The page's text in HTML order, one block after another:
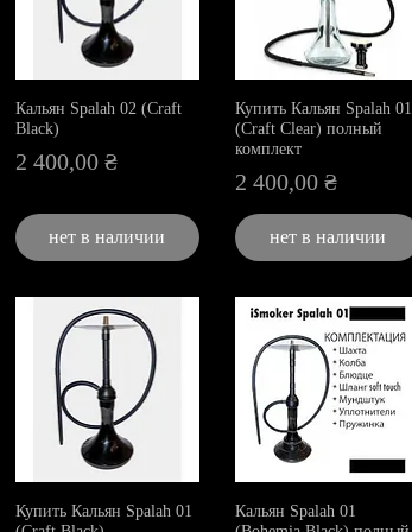
Кальян Spalah 02 (Craft
Black)
Цена
2 400,00 ₴
нет в наличии
Купить Кальян Spalah 01
(Craft Clear) полный
комплект
Цена
2 400,00 ₴
нет в наличии
Купить Кальян Spalah 01
Кальян Spalah 01